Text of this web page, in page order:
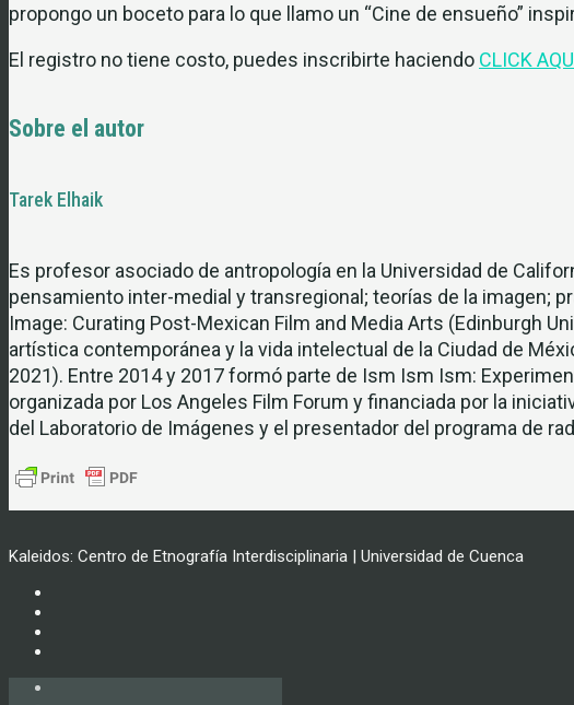
propongo un boceto para lo que llamo un “Cine de ensueño”
El registro no tiene costo, puedes inscribirte haciendo CLICK
Sobre el autor
Tarek Elhaik
Es profesor asociado de antropología en la Universidad de
pensamiento inter-medial y transregional; teorías de la imagen;
Image: Curating Post-Mexican Film and Media Arts (Edinburgh
artística contemporánea y la vida intelectual de la Ciudad de
2021). Entre 2014 y 2017 formó parte de Ism Ism Ism:
organizada por Los Angeles Film Forum y financiada por la
del Laboratorio de Imágenes y el presentador del programa de
Kaleidos: Centro de Etnografía Interdisciplinaria | Universidad de Cuenca